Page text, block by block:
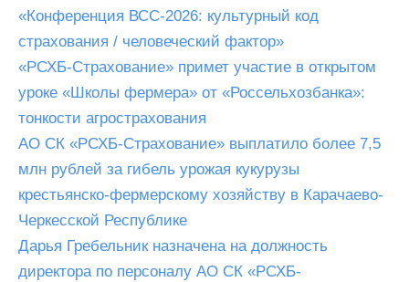
«Конференция ВСС-2026: культурный код
страхования / человеческий фактор»
«РСХБ-Страхование» примет участие в открытом
уроке «Школы фермера» от «Россельхозбанка»:
тонкости агрострахования
АО СК «РСХБ-Страхование» выплатило более 7,5
млн рублей за гибель урожая кукурузы
крестьянско-фермерскому хозяйству в Карачаево-
Черкесской Республике
Дарья Гребельник назначена на должность
директора по персоналу АО СК «РСХБ-